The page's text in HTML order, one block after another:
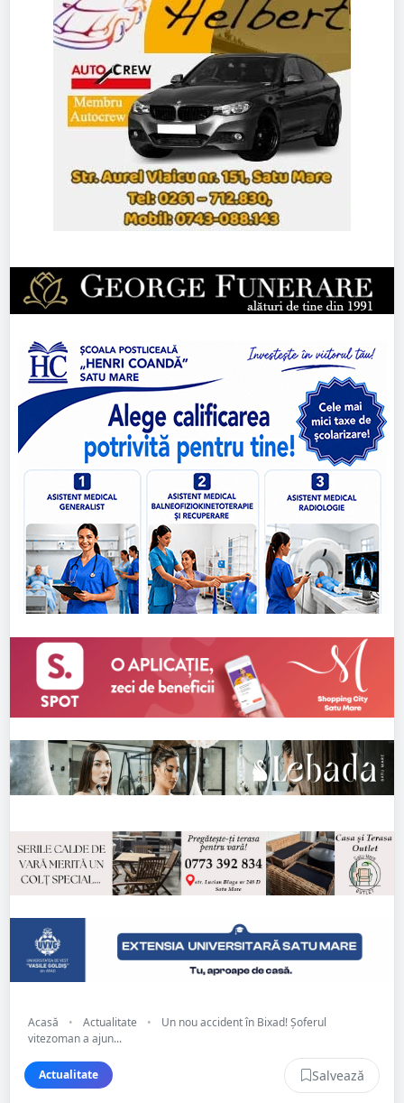
Acasă • Actualitate •
Un nou accident în Bixad! Șoferul
vitezoman a ajun...
Actualitate Salvează